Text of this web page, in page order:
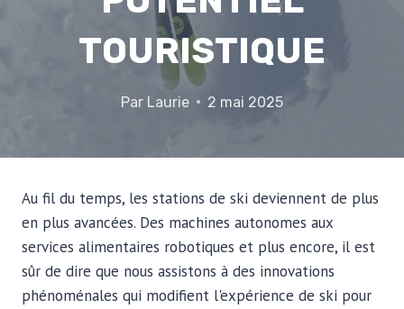
TOURISTIQUE
Par Laurie 2 mai 2025
Au fil du temps, les stations de ski deviennent de plus
en plus avancées. Des machines autonomes aux
services alimentaires robotiques et plus encore, il est
sûr de dire que nous assistons à des innovations
phénoménales qui modifient l'expérience de ski pour